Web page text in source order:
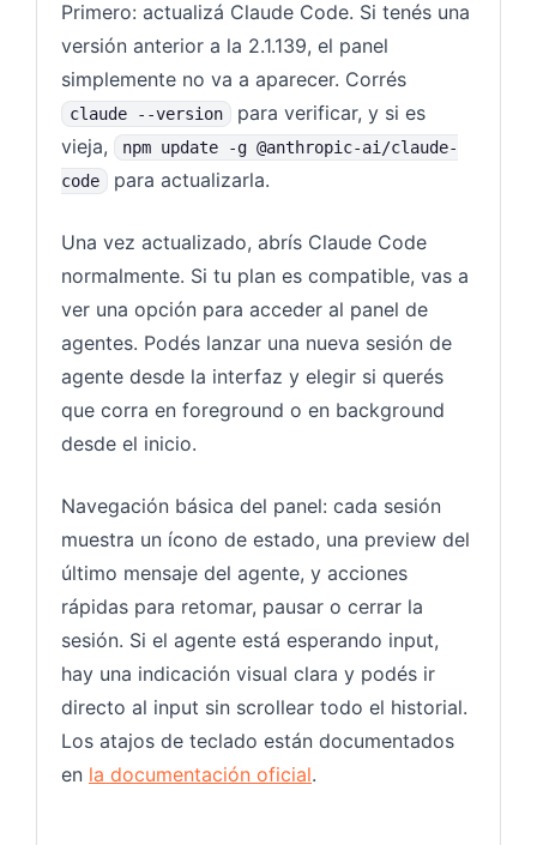
Primero: actualizá Claude Code. Si tenés una
versión anterior a la 2.1.139, el panel
simplemente no va a aparecer. Corrés
claude --version
para verificar, y si es
vieja,
npm update -g @anthropic-ai/claude-
code
para actualizarla.
Una vez actualizado, abrís Claude Code
normalmente. Si tu plan es compatible, vas a
ver una opción para acceder al panel de
agentes. Podés lanzar una nueva sesión de
agente desde la interfaz y elegir si querés
que corra en foreground o en background
desde el inicio.
Navegación básica del panel: cada sesión
muestra un ícono de estado, una preview del
último mensaje del agente, y acciones
rápidas para retomar, pausar o cerrar la
sesión. Si el agente está esperando input,
hay una indicación visual clara y podés ir
directo al input sin scrollear todo el historial.
Los atajos de teclado están documentados
en la documentación oficial.